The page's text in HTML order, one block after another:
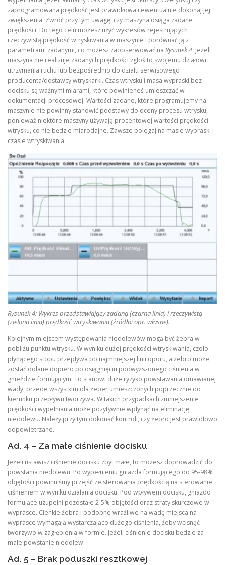
zaprogramowana prędkość jest prawidłowa i ewentualnie dokonaj jej
zwiększenia. Zwróć przy tym uwagę, czy maszyna osiąga zadane
prędkości. Do tego celu możesz użyć wykresów rejestrujących
rzeczywistą prędkość wtryskiwania w maszynie i porównać ją z
parametrami zadanymi, co możesz zaobserwować na Rysunek 4. Jeżeli
maszyna nie realizuje zadanych prędkości zgłoś to swojemu działowi
utrzymania ruchu lub bezpośrednio do działu serwisowego
producenta/dostawcy wtryskarki. Czas wtrysku i masa wypraski bez
docisku są ważnymi miarami, które powinieneś umieszczać w
dokumentacji procesowej. Wartości zadane, które programujemy na
maszynie nie powinny stanowić podstawy do oceny procesu wtrysku,
ponieważ niektóre maszyny używają procentowej wartości prędkości
wtrysku, co nie będzie miarodajne. Zawsze polegaj na masie wypraski i
czasie wtryskiwania.
Rysunek 4: Wykres przedstawiający zadaną (czarna linia) i rzeczywistą
(zielona linia) prędkość wtryskiwania (źródło: opr. własne).
Kolejnym miejscem występowania niedolewów mogą być żebra w
pobliżu punktu wtrysku. W wyniku dużej prędkości wtryskiwania, czoło
płynącego stopu przepływa po najmniejszej linii oporu, a żebro może
zostać dolane dopiero po osiągnięciu podwyższonego ciśnienia w
gnieździe formującym. To stanowi duże ryzyko powstawania omawianej
wady, przede wszystkim dla żeber umieszczonych poprzecznie do
kierunku przepływu tworzywa. W takich przypadkach zmniejszenie
prędkości wypełniania może pozytywnie wpłynąć na eliminację
niedolewu. Należy przy tym dokonać kontroli, czy żebro jest prawidłowo
odpowietrzane.
Ad. 4 – Za małe ciśnienie docisku
Jeżeli ustawisz ciśnienie docisku zbyt małe, to możesz doprowadzić do
powstania niedolewu. Po wypełnieniu gniazda formującego do 95-98%
objętości powinniśmy przejść ze sterowania prędkością na sterowanie
ciśnieniem w wyniku działania docisku. Pod wpływem docisku, gniazdo
formujące uzupełni pozostałe 2-5% objętości oraz straty skurczowe w
wyprasce. Cienkie żebra i podobne wrażliwe na wadę miejsca na
wyprasce wymagają wystarczająco dużego ciśnienia, żeby wcisnąć
tworzywo w zagłębienia w formie. Jeżeli ciśnienie docisku będzie za
małe powstanie niedolew.
Ad. 5 – Brak poduszki resztkowej